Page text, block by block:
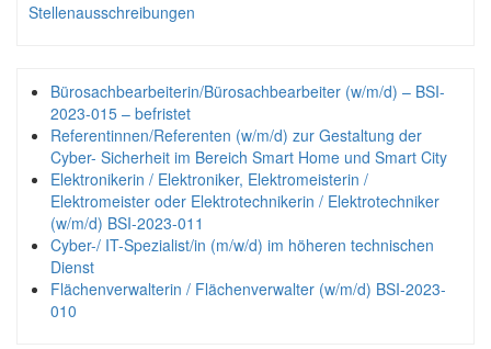
Stellenausschreibungen
Bürosachbearbeiterin/Bürosachbearbeiter (w/m/d) – BSI-
2023-015 – befristet
Referentinnen/Referenten (w/m/d) zur Gestaltung der
Cyber- Sicherheit im Bereich Smart Home und Smart City
Elektronikerin / Elektroniker, Elektromeisterin /
Elektromeister oder Elektrotechnikerin / Elektrotechniker
(w/m/d) BSI-2023-011
Cyber-/ IT-Spezialist/in (m/w/d) im höheren technischen
Dienst
Flächenverwalterin / Flächenverwalter (w/m/d) BSI-2023-
010